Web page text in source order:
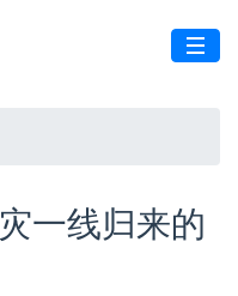
一线归来的